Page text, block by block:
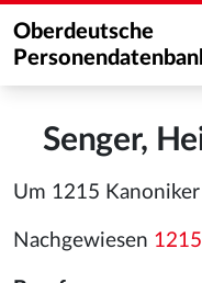
Oberdeutsche
Senger,
Um 1215
Nachgewiesen 1215